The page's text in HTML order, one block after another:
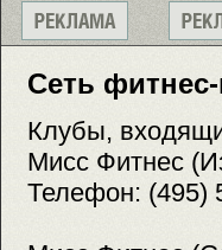
Сеть
Клубы,
Мисс Фитнес
Телефон: (495)